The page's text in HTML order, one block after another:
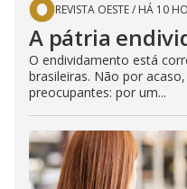
REVISTA OESTE/ HÁ 10
A pátria
O endividamento está
brasileiras. Não por
preocupantes: por um...